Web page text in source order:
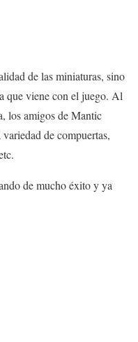
de las miniaturas, sino
que viene con el juego. Al
los amigos de Mantic
de compuertas,
de mucho éxito y ya